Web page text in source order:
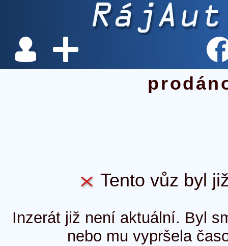
Tento vůz byl
Inzerát již není aktuální. Byl
nebo mu vypršela